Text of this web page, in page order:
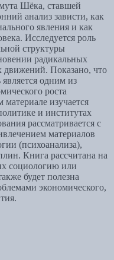
Шёка, ставшей
анализ зависти, как
явления и как
Исследуется роль
структуры
радикальных
движений. Показано, что
одним из
роста
изучается
и институтах
рассматривается с
материалов
(психоанализа),
Книга рассчитана на
социологию или
будет полезна
экономического,